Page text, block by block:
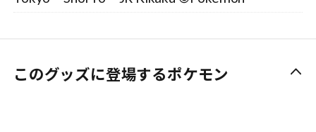
このグッズに登場するポケモン